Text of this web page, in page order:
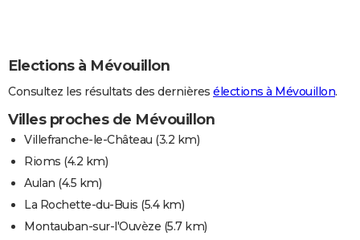
Elections à Mévouillon
Consultez les résultats des dernières élections à Mévouillon.
Villes proches de Mévouillon
Villefranche-le-Château (3.2 km)
Rioms (4.2 km)
Aulan (4.5 km)
La Rochette-du-Buis (5.4 km)
Montauban-sur-l'Ouvèze (5.7 km)